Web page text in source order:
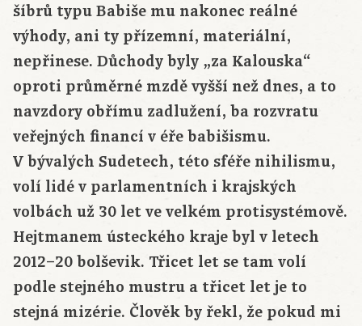
šíbrů typu Babiše mu nakonec reálné
výhody, ani ty přízemní, materiální,
nepřinese. Důchody byly „za Kalouska“
oproti průměrné mzdě vyšší než dnes, a to
navzdory obřímu zadlužení, ba rozvratu
veřejných financí v éře babišismu.
V bývalých Sudetech, této sféře nihilismu,
volí lidé v parlamentních i krajských
volbách už 30 let ve velkém protisystémově.
Hejtmanem ústeckého kraje byl v letech
2012–20 bolševik. Třicet let se tam volí
podle stejného mustru a třicet let je to
stejná mizérie. Člověk by řekl, že pokud mi